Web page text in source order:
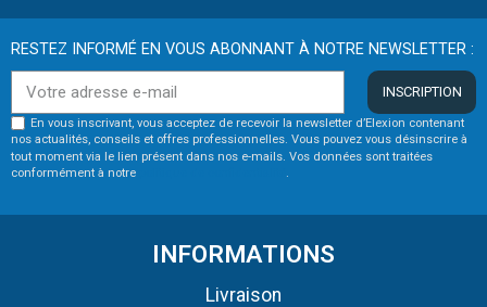
RESTEZ INFORMÉ EN VOUS ABONNANT À NOTRE NEWSLETTER :
INSCRIPTION
En vous inscrivant, vous acceptez de recevoir la newsletter d’Elexion contenant
nos actualités, conseils et offres professionnelles. Vous pouvez vous désinscrire à
tout moment via le lien présent dans nos e-mails. Vos données sont traitées
conformément à notre
.
INFORMATIONS
Livraison